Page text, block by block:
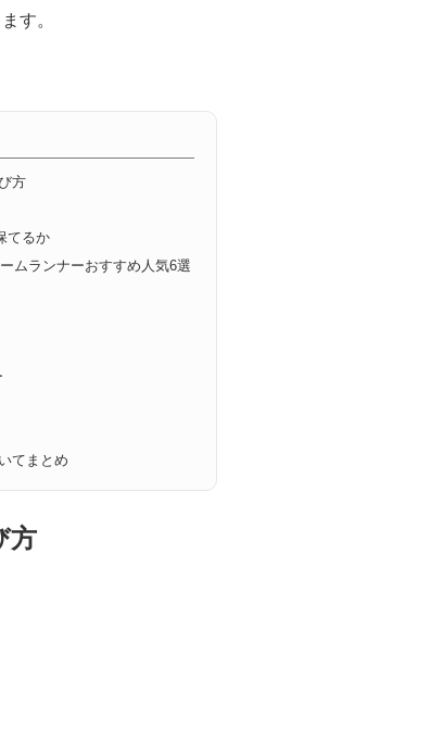
す。
方
てるか
ムランナーおすすめ人気6選
てまとめ
方